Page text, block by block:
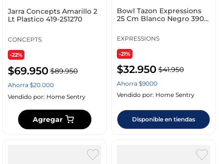
Jarra Concepts Amarillo 2
Lt Plastico 419-251270
CONCEPTS
-22%
$69.950 $89.950
Ahorra $20.000
Vendido por: Home Sentry
Agregar
Bowl Tazon Expressions
25 Cm Blanco Negro 3900
EXPRESSIONS
-21%
$32.950 $41.950
Ahorra $9000
Vendido por: Home Sentry
Disponible en tiendas